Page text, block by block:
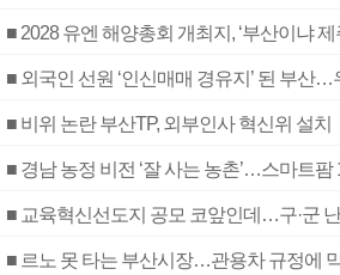
■ 2028 유엔 해양총회 개최지, ‘부산이냐 제
■ 외국인 선원 ‘인신매매 경유지’ 된 부산…
■ 비위 논란 부산TP, 외부인사 혁신위 설치
■ 경남 농정 비전 ‘잘 사는 농촌’…스마트
■ 교육혁신선도지 공모 코앞인데…구·군 난
■ 르노 못 타는 부산시장…관용차 규정에